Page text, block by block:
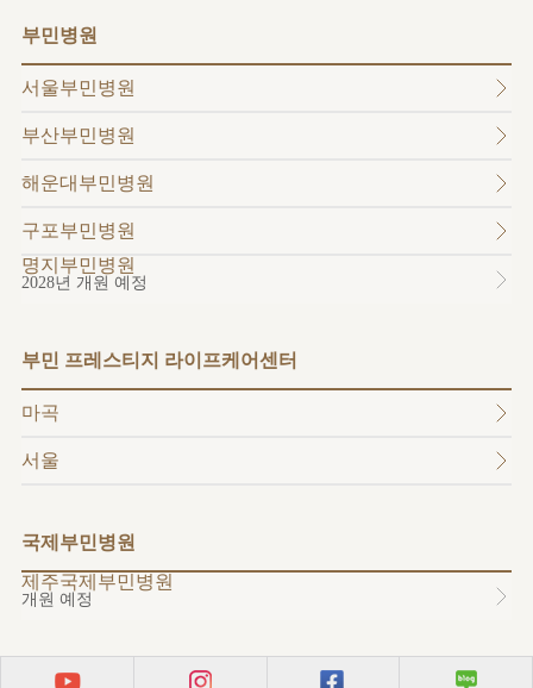
연혁
조직도
오시는길
의료진
외래진료
부민병원
40주년
역사관
프레스티지
라이프케어센터
부민병원
서울부민병원
부산부민병원
해운대부민병원
구포부민병원
명지부민병원
2028년 개원 예정
부민 프레스티지 라이프케어센터
마곡
서울
국제부민병원
제주국제부민병원
개원 예정